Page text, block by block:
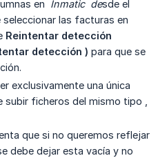
en Inmatic  desde el
las facturas en
Reintentar detección
detección ) para que se
exclusivamente una única
ficheros del mismo tipo ,
que si no queremos reflejar
debe dejar esta vacía y no